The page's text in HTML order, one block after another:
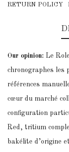
RETURN POLICY
Our opinion: Le
chronographes les
références
cœur du marché
configuration
Red, tritium
bakélite d’origine